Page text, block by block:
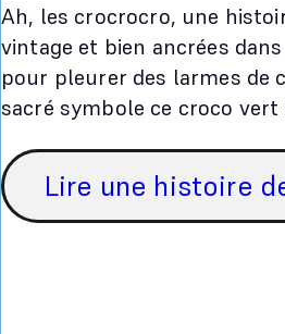
Ah, les crocrocro, une
vintage et bien ancrées
pour pleurer des larmes de
sacré symbole ce croco vert
Lire une histoire